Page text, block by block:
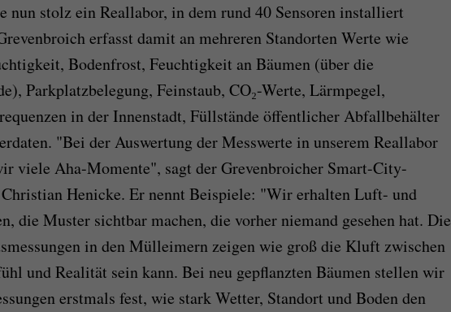
nun stolz ein Reallabor, in dem rund 40 Sensoren installiert
erfasst damit an mehreren Standorten Werte wie
Bodenfrost, Feuchtigkeit an Bäumen (über die
Parkplatzbelegung, Feinstaub, CO₂-Werte, Lärmpegel,
in der Innenstadt, Füllstände öffentlicher Abfallbehälter
"Bei der Auswertung der Messwerte in unserem Reallabor
viele Aha-Momente", sagt der Greven­broicher Smart-City-
Henicke. Er nennt Beispiele: "Wir erhalten Luft- und
die Muster sichtbar machen, die vorher niemand gesehen hat. Die
in den Müll­eimern zeigen wie groß die Kluft zwischen
und Realität sein kann. Bei neu gepflanzten Bäumen stellen wir
erstmals fest, wie stark Wetter, Standort und Boden den